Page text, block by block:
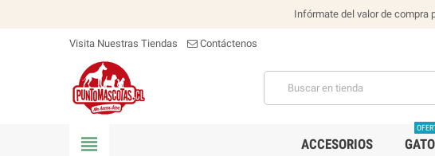
Infórmate del valor de compra
Visita Nuestras Tiendas Contáctenos
view_headline ACCESORIOS